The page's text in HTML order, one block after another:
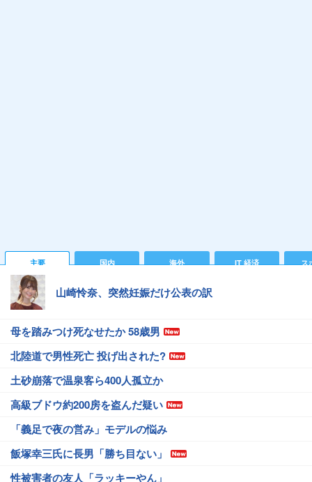
主要 国内 海外 IT 経済 ス
山崎怜奈、突然妊娠だけ公表の訳
母を踏みつけ死なせたか 58歳男
北陸道で男性死亡 投げ出された?
土砂崩落で温泉客ら400人孤立か
高級ブドウ約200房を盗んだ疑い
「義足で夜の営み」モデルの悩み
飯塚幸三氏に長男「勝ち目ない」
性被害者の友人「ラッキーやん」